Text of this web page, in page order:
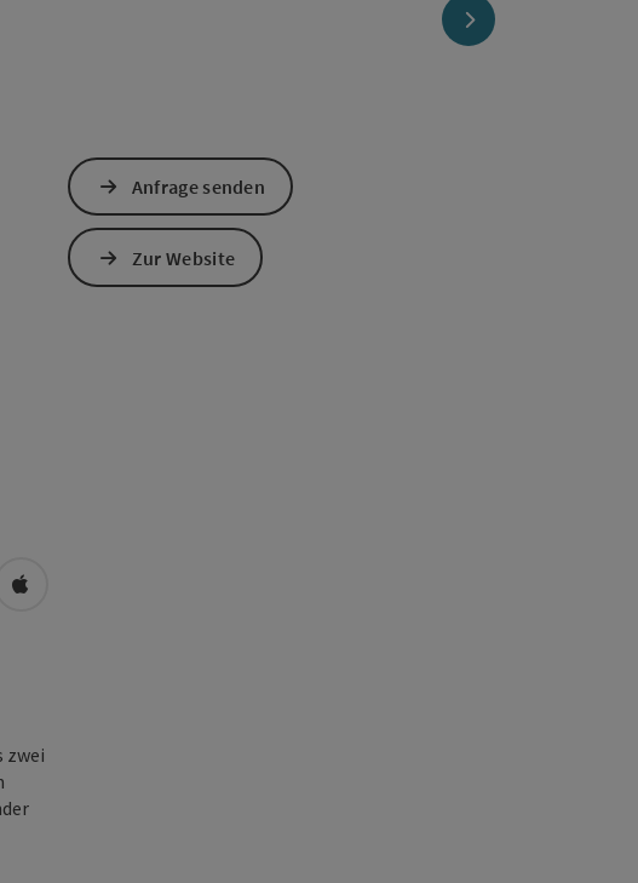
nächstes Element
Maps öffnen
in Apple Maps öffnen
zwei
Anfrage senden
Zur Website